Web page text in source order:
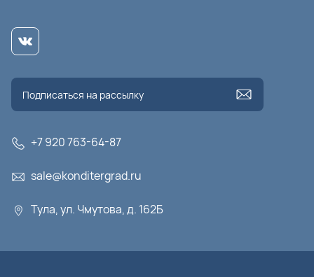
+7 920 763-64-87
sale@konditergrad.ru
Тула, ул. Чмутова, д. 162Б